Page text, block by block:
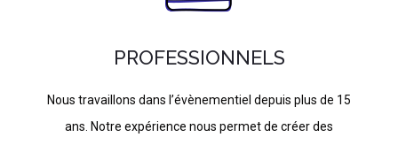
PROFESSIONNELS
Nous travaillons dans l’évènementiel depuis plus de 15
ans. Notre expérience nous permet de créer des